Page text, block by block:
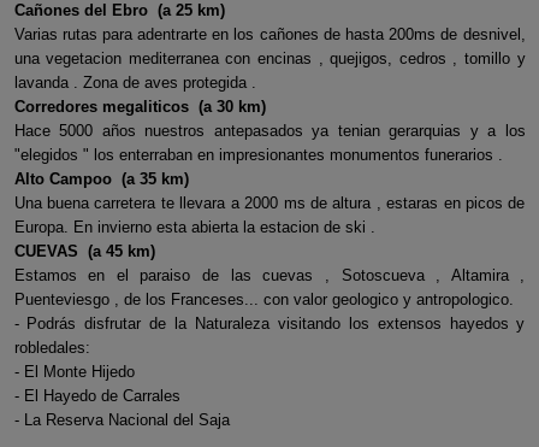
Cañones del Ebro (a 25 km)
Varias rutas para adentrarte en los cañones de hasta 200ms de desnivel,
una vegetacion mediterranea con encinas , quejigos, cedros , tomillo y
lavanda . Zona de aves protegida .
Corredores megaliticos (a 30 km)
Hace 5000 años nuestros antepasados ya tenian gerarquias y a los
"elegidos " los enterraban en impresionantes monumentos funerarios .
Alto Campoo (a 35 km)
Una buena carretera te llevara a 2000 ms de altura , estaras en picos de
Europa. En invierno esta abierta la estacion de ski .
CUEVAS (a 45 km)
Estamos en el paraiso de las cuevas , Sotoscueva , Altamira ,
Puenteviesgo , de los Franceses... con valor geologico y antropologico.
- Podrás disfrutar de la Naturaleza visitando los extensos hayedos y
robledales:
- El Monte Hijedo
- El Hayedo de Carrales
- La Reserva Nacional del Saja